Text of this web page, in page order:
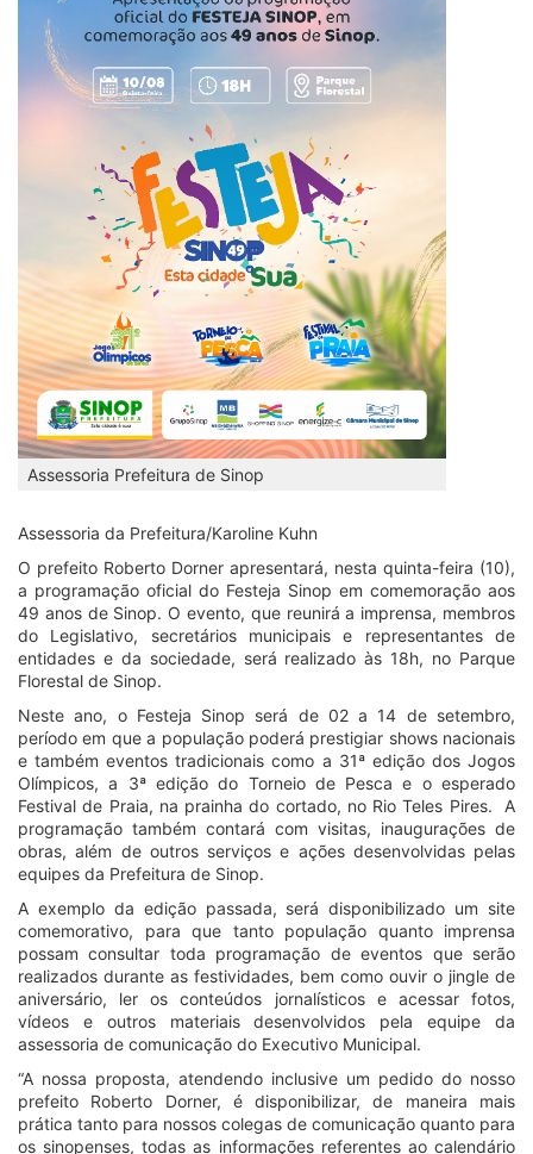
Assessoria Prefeitura de Sinop
Assessoria da Prefeitura/Karoline Kuhn
O prefeito Roberto Dorner apresentará, nesta quinta-feira (10),
a programação oficial do Festeja Sinop em comemoração aos
49 anos de Sinop. O evento, que reunirá a imprensa, membros
do Legislativo, secretários municipais e representantes de
entidades e da sociedade, será realizado às 18h, no Parque
Florestal de Sinop.
Neste ano, o Festeja Sinop será de 02 a 14 de setembro,
período em que a população poderá prestigiar shows nacionais
e também eventos tradicionais como a 31ª edição dos Jogos
Olímpicos, a 3ª edição do Torneio de Pesca e o esperado
Festival de Praia, na prainha do cortado, no Rio Teles Pires. A
programação também contará com visitas, inaugurações de
obras, além de outros serviços e ações desenvolvidas pelas
equipes da Prefeitura de Sinop.
A exemplo da edição passada, será disponibilizado um site
comemorativo, para que tanto população quanto imprensa
possam consultar toda programação de eventos que serão
realizados durante as festividades, bem como ouvir o jingle de
aniversário, ler os conteúdos jornalísticos e acessar fotos,
vídeos e outros materiais desenvolvidos pela equipe da
assessoria de comunicação do Executivo Municipal.
“A nossa proposta, atendendo inclusive um pedido do nosso
prefeito Roberto Dorner, é disponibilizar, de maneira mais
prática tanto para nossos colegas de comunicação quanto para
os sinopenses, todas as informações referentes ao calendário